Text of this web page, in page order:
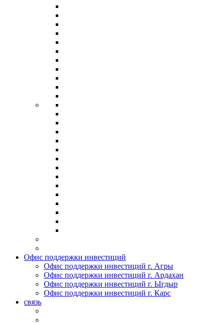
Офис поддержки инвестиций
Офис поддержки инвестиций г. Агры
Офис поддержки инвестиций г. Ардахан
Офис поддержки инвестиций г. Ыгдыр
Офис поддержки инвестиций г. Карс
связь